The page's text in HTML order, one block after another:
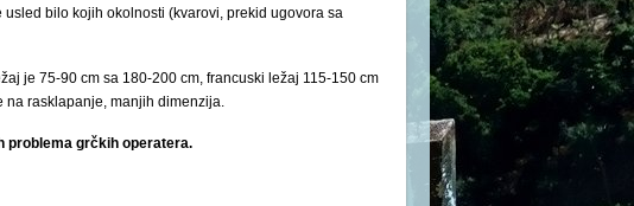
bilo kojih okolnosti (kvarovi, prekid ugovora sa
je 75-90 cm sa 180-200 cm, francuski ležaj 115-150 cm
na rasklapanje, manjih dimenzija.
problema grčkih operatera.